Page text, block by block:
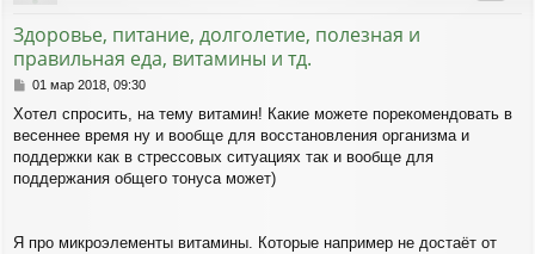
Здоровье, питание, долголетие, полезная и
правильная еда, витамины и тд.
С
о
б
щ
е
н
01 мар 2018, 09:30
Хотел спросить, на тему витамин! Какие можете порекомендовать в
весеннее время ну и вообще для восстановления организма и
поддержки как в стрессовых ситуациях так и вообще для
поддержания общего тонуса может)
Я про микроэлементы витамины. Которые например не достаёт от